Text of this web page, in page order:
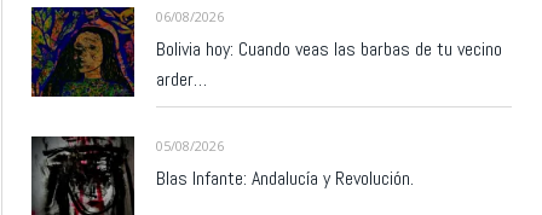
06/08/2026
Bolivia hoy: Cuando veas las barbas de tu vecino
arder…
05/08/2026
Blas Infante: Andalucía y Revolución.